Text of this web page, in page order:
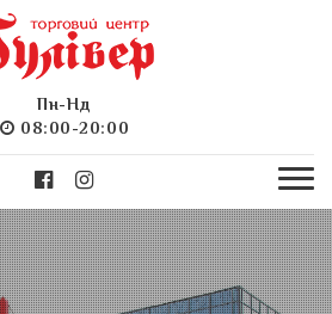
Пн-Нд
08:00-20:00